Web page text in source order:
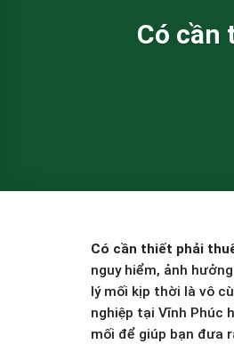
Có cần
Có cần thiết phải
nguy hiểm, ảnh
lý mối kịp thời là vô
nghiệp tại Vĩnh Phúc
mối để giúp bạn đưa